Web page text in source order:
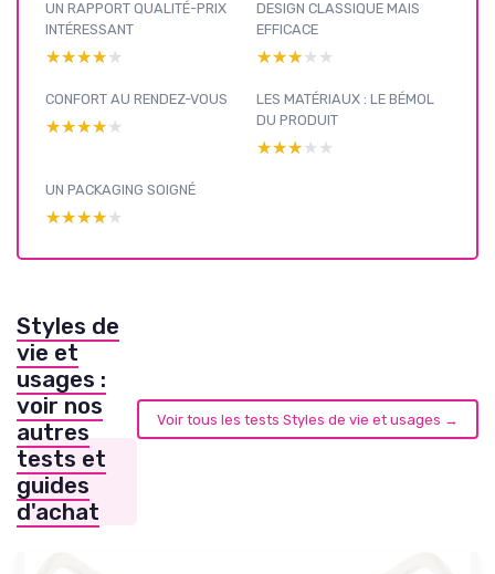
UN RAPPORT QUALITÉ-PRIX
INTÉRESSANT
★★★★★
★★★★★
DESIGN CLASSIQUE MAIS
EFFICACE
★★★★★
★★★★★
CONFORT AU RENDEZ-VOUS
★★★★★
★★★★★
LES MATÉRIAUX : LE BÉMOL
DU PRODUIT
★★★★★
★★★★★
UN PACKAGING SOIGNÉ
★★★★★
★★★★★
Styles de
vie et
usages :
voir nos
autres
tests et
guides
d'achat
Voir tous les tests Styles de vie et usages →